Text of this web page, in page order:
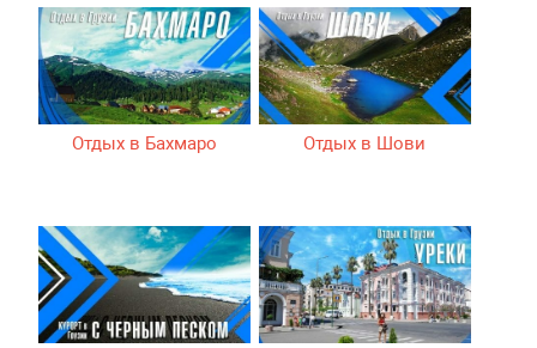
Отдых в Бахмаро Отдых в Шови